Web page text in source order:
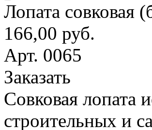
Лопата совковая
166,00 руб.
Арт. 0065
Заказать
Совковая лопата
строительных и